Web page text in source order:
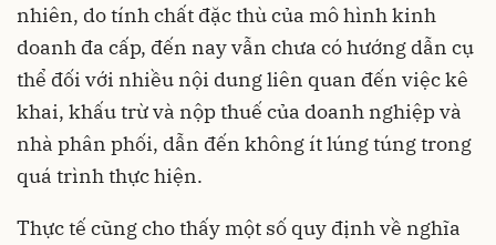
nhiên, do tính chất đặc thù của mô hình kinh
doanh đa cấp, đến nay vẫn chưa có hướng dẫn cụ
thể đối với nhiều nội dung liên quan đến việc kê
khai, khấu trừ và nộp thuế của doanh nghiệp và
nhà phân phối, dẫn đến không ít lúng túng trong
quá trình thực hiện.
Thực tế cũng cho thấy một số quy định về nghĩa